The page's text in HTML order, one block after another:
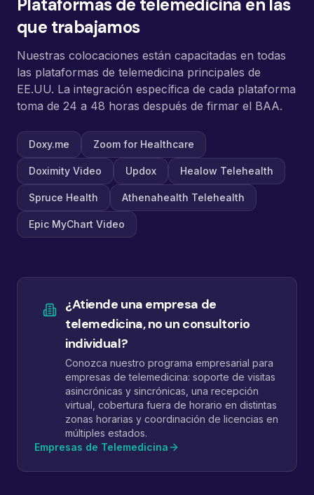
Plataformas de telemedicina en las
que trabajamos
Nuestras colocaciones están capacitadas en todas
las plataformas de telemedicina principales de
EE.UU. La integración específica de cada plataforma
toma de 24 a 48 horas después de firmar el BAA.
Doxy.me Zoom for Healthcare
Doximity Video Updox Healow Telehealth
Spruce Health Athenahealth Telehealth
Epic MyChart Video
¿Atiende una empresa de
telemedicina, no un consultorio
individual?
Conozca nuestro programa empresarial para
empresas de telemedicina: soporte de visitas
asincrónicas y sincrónicas, una recepción
virtual, cobertura fuera de horario en distintas
zonas horarias y coordinación de licencias en
múltiples estados.
Empresas de Telemedicina